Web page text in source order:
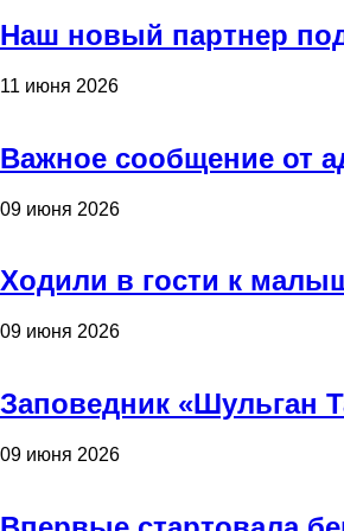
Наш новый партнер
11 июня 2026
Важное сообщение от
09 июня 2026
Ходили в гости к
09 июня 2026
Заповедник «Шульган
09 июня 2026